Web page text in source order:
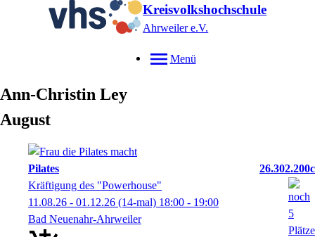
Kreisvolkshochschule
Ahrweiler e.V.
Menü
Ann-Christin Ley
August
Pilates
26.302.200c
Kräftigung des "Powerhouse"
11.08.26 - 01.12.26 (14-mal) 18:00 - 19:00
Bad Neuenahr-Ahrweiler